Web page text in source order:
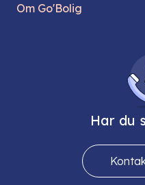
Lej en parkeringsplads
Om Go'Bolig
Send os en sikker mail
Har du